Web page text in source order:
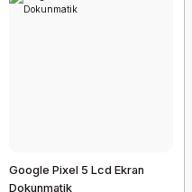
Google Pixel 5 Lcd Ekran
Dokunmatik